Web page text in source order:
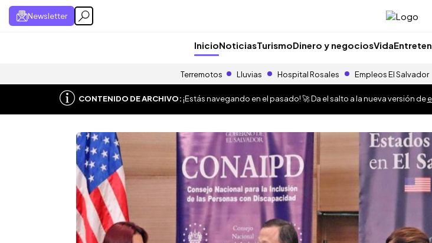
Newsletter
InicioNoticiasTurismoDinero y negociosVida
Terremotos Lluvias Hospital Rosales Empleos El Salvador
CONTENIDO DE ARCHIVO:¡Estás navegando en el pasado! 🚀 Da el salto a la nueva versión de